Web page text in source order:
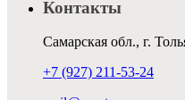
Контакты
Самарская обл., г.
+7 (927) 211-53-24